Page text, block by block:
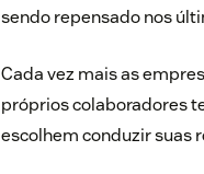
sendo repensado nos
Cada vez mais as
próprios colaboradores
escolhem conduzir suas